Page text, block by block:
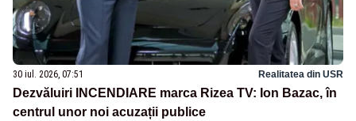
30 iul. 2026, 07:51 Realitatea din USR
Dezvăluiri INCENDIARE marca Rizea TV: Ion Bazac, în
centrul unor noi acuzații publice